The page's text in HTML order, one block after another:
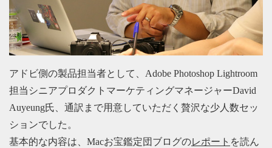
アドビ側の製品担当者として、Adobe Photoshop Lightroom
担当シニアプロダクトマーケティングマネージャーDavid
Auyeung氏、通訳まで用意していただく贅沢な少人数セッ
ションでした。
基本的な内容は、Macお宝鑑定団ブログのレポート を読ん